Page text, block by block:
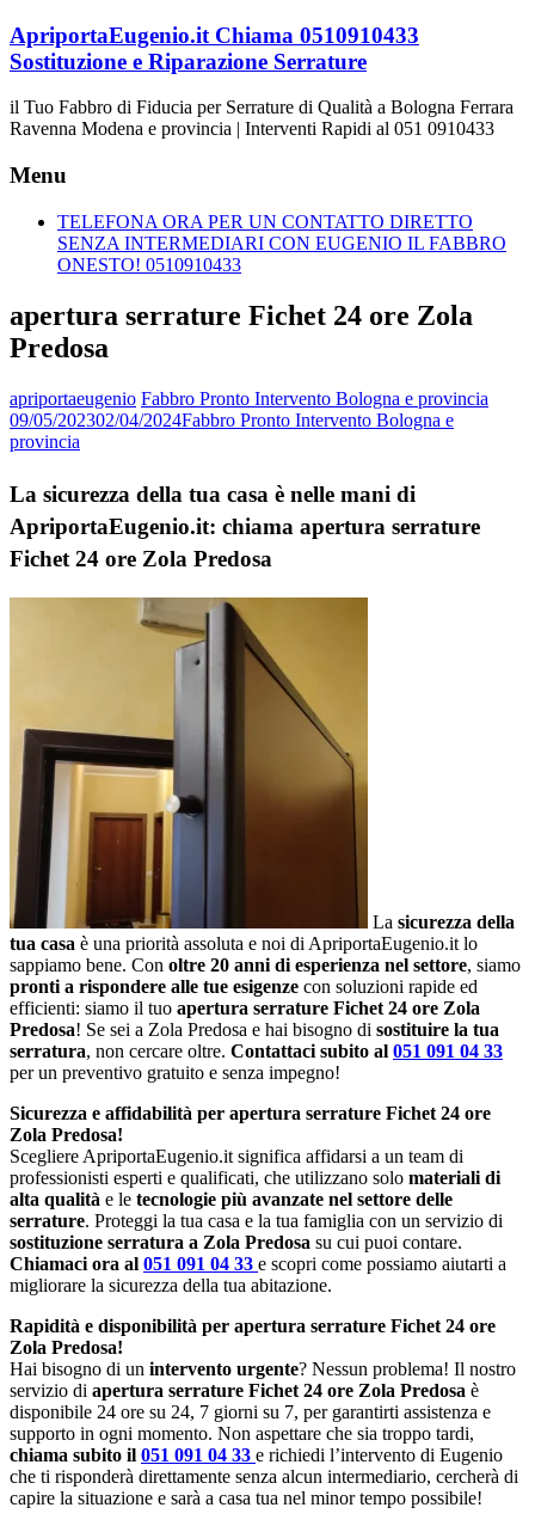
Vai
al
contenuto
ApriportaEugenio.it Chiama 0510910433
Sostituzione e Riparazione Serrature
il Tuo Fabbro di Fiducia per Serrature di Qualità a Bologna Ferrara
Ravenna Modena e provincia | Interventi Rapidi al 051 0910433
Menu
TELEFONA ORA PER UN CONTATTO DIRETTO
SENZA INTERMEDIARI CON EUGENIO IL FABBRO
ONESTO! 0510910433
apertura serrature Fichet 24 ore Zola
Predosa
apriportaeugenio Fabbro Pronto Intervento Bologna e provincia
09/05/202302/04/2024Fabbro Pronto Intervento Bologna e
provincia
La sicurezza della tua casa è nelle mani di
ApriportaEugenio.it: chiama apertura serrature
Fichet 24 ore Zola Predosa
La sicurezza della
tua casa è una priorità assoluta e noi di ApriportaEugenio.it lo
sappiamo bene. Con oltre 20 anni di esperienza nel settore, siamo
pronti a rispondere alle tue esigenze con soluzioni rapide ed
efficienti: siamo il tuo apertura serrature Fichet 24 ore Zola
Predosa! Se sei a Zola Predosa e hai bisogno di sostituire la tua
serratura, non cercare oltre. Contattaci subito al 051 091 04 33
per un preventivo gratuito e senza impegno!
Sicurezza e affidabilità per apertura serrature Fichet 24 ore
Zola Predosa!
Scegliere ApriportaEugenio.it significa affidarsi a un team di
professionisti esperti e qualificati, che utilizzano solo materiali di
alta qualità e le tecnologie più avanzate nel settore delle
serrature. Proteggi la tua casa e la tua famiglia con un servizio di
sostituzione serratura a Zola Predosa su cui puoi contare.
Chiamaci ora al 051 091 04 33 e scopri come possiamo aiutarti a
migliorare la sicurezza della tua abitazione.
Rapidità e disponibilità per apertura serrature Fichet 24 ore
Zola Predosa!
Hai bisogno di un intervento urgente? Nessun problema! Il nostro
servizio di apertura serrature Fichet 24 ore Zola Predosa è
disponibile 24 ore su 24, 7 giorni su 7, per garantirti assistenza e
supporto in ogni momento. Non aspettare che sia troppo tardi,
chiama subito il 051 091 04 33 e richiedi l’intervento di Eugenio
che ti risponderà direttamente senza alcun intermediario, cercherà di
capire la situazione e sarà a casa tua nel minor tempo possibile!